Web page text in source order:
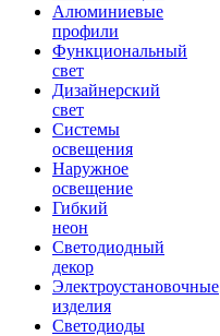
Алюминиевые
профили
Функциональный
свет
Дизайнерский
свет
Системы
освещения
Наружное
освещение
Гибкий
неон
Светодиодный
декор
Электроустановочные
изделия
Светодиоды